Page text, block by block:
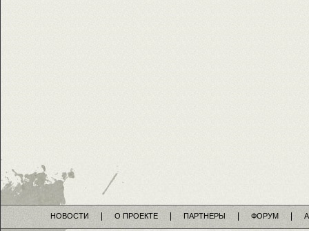
НОВОСТИ О ПРОЕКТЕ ПАРТНЕРЫ ФОРУМ